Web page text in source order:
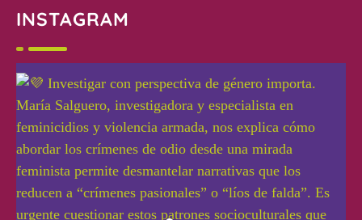
INSTAGRAM